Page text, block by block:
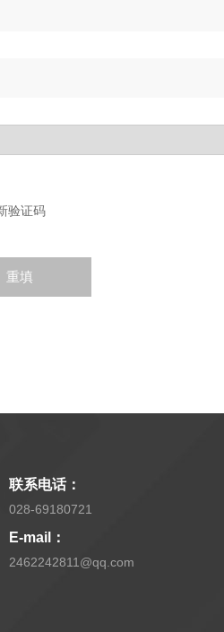
联系电话：
028-69180721
E-mail：
2462242811@qq.com